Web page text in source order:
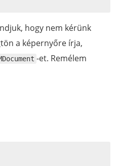
hogy nem kérünk
a képernyőre írja,
-et. Remélem